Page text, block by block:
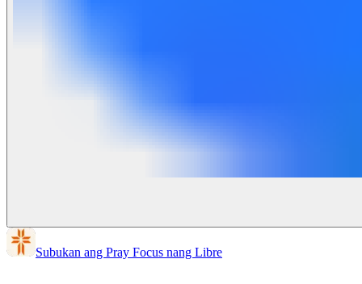
Subukan ang Pray Focus nang Libre